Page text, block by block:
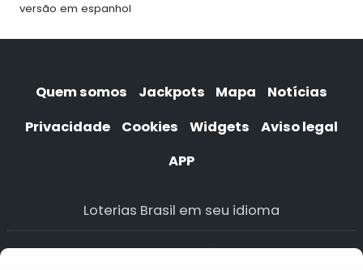
versão em espanhol
Quem somos Jackpots Mapa
Notícias
Privacidade
Cookies Widgets
Aviso legal
APP
Loterias Brasil em seu idioma
Cookie Policy Política de cookies